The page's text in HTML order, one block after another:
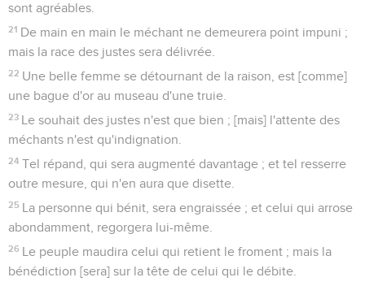
sont agréables.
21 De main en main le méchant ne demeurera point impuni ;
mais la race des justes sera délivrée.
22 Une belle femme se détournant de la raison, est [comme]
une bague d'or au museau d'une truie.
23 Le souhait des justes n'est que bien ; [mais] l'attente des
méchants n'est qu'indignation.
24 Tel répand, qui sera augmenté davantage ; et tel resserre
outre mesure, qui n'en aura que disette.
25 La personne qui bénit, sera engraissée ; et celui qui arrose
abondamment, regorgera lui-même.
26 Le peuple maudira celui qui retient le froment ; mais la
bénédiction [sera] sur la tête de celui qui le débite.